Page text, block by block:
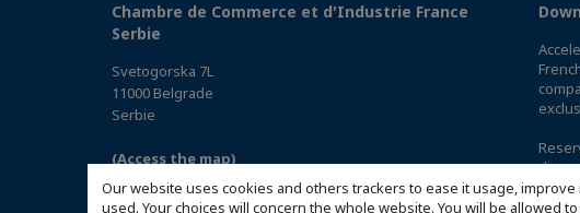
Our website uses cookies and others trackers to ease it usage,
used. Your choices will concern the whole website. You will be allowed
Chambre de Commerce et d'Industrie France
Serbie
Svetogorska 7L
11000 Belgrade
Serbie
(Access the map)